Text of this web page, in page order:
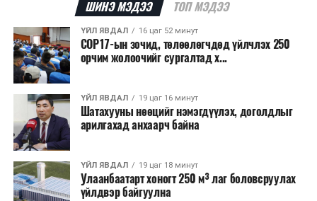
-Нэг, хоёрдугаар курсийн оюутнуудын баг буюу
“Түвшин электроник” баг тоглолтын бэлтгэлээ маш
сайн хангасан. Харин нөгөө багт ахлах курсийн
оюутнууд байсан. Роботын шийдлүүд нь арай өөр
байсан учраас роботоо бүтээхэд их хугацаа зарцуулж
тоглолтын бэлтгэлээ арай бага хийсэн нь үндэсний
тэмцээний явцад ажиглагдсан.
ДАРААХ МЭДЭЭ
УБЦТС: Энэ долоо хоногт хийгдэх засварын хуваарь
хэрэгжүүлэхээр төлөвлөж,
6.5 тэрбум ам.долларын
санхүүжилт
татахаар зорьж байна. Нэг төслийн
дундаж санхүүжилтийн хэмжээ700 мянган
ам.доллар байхаар тооцжээ.
ШИНЭ МЭДЭЭ ТОП МЭДЭЭ
ҮЙЛ ЯВДАЛ 16 цаг 52 минут
COP17-ын зочид, төлөөлөгчдөд үйлчлэх 250
орчим жолоочийг сургалтад х...
ҮЙЛ ЯВДАЛ 19 цаг 16 минут
Шатахууны нөөцийг нэмэгдүүлэх, доголдлыг
арилгахад анхаарч байна
ҮЙЛ ЯВДАЛ 19 цаг 18 минут
Улаанбаатарт хоногт 250 м³ лаг боловсруулах
үйлдвэр байгуулна